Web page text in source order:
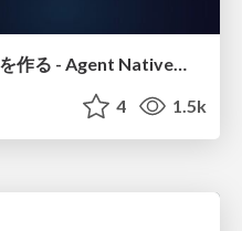
4 1.5k